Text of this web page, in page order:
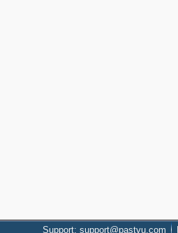
Support: support@pastvu.com